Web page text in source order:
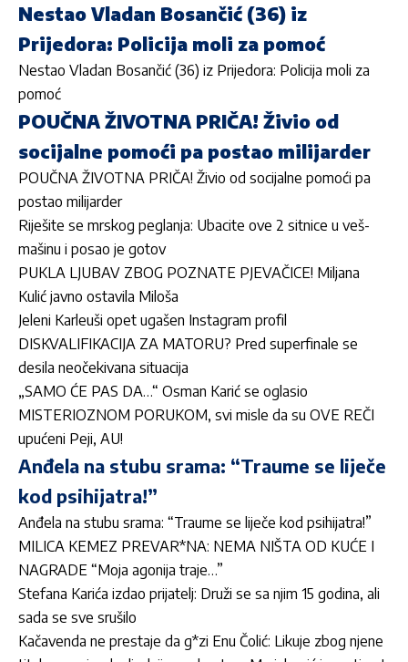
Nestao Vladan Bosančić (36) iz
Prijedora: Policija moli za pomoć
Nestao Vladan Bosančić (36) iz Prijedora: Policija moli za
pomoć
POUČNA ŽIVOTNA PRIČA! Živio od
socijalne pomoći pa postao milijarder
POUČNA ŽIVOTNA PRIČA! Živio od socijalne pomoći pa
postao milijarder
Riješite se mrskog peglanja: Ubacite ove 2 sitnice u veš-
mašinu i posao je gotov
PUKLA LJUBAV ZBOG POZNATE PJEVAČICE! Miljana
Kulić javno ostavila Miloša
Jeleni Karleuši opet ugašen Instagram profil
DISKVALIFIKACIJA ZA MATORU? Pred superfinale se
desila neočekivana situacija
„SAMO ĆE PAS DA…“ Osman Karić se oglasio
MISTERIOZNOM PORUKOM, svi misle da su OVE REČI
upućeni Peji, AU!
Anđela na stubu srama: “Traume se liječe
kod psihijatra!”
Anđela na stubu srama: “Traume se liječe kod psihijatra!”
MILICA KEMEZ PREVAR*NA: NEMA NIŠTA OD KUĆE I
NAGRADE “Moja agonija traje…”
Stefana Karića izdao prijatelj: Druži se sa njim 15 godina, ali
sada se sve srušilo
Kačavenda ne prestaje da g*zi Enu Čolić: Likuje zbog njene